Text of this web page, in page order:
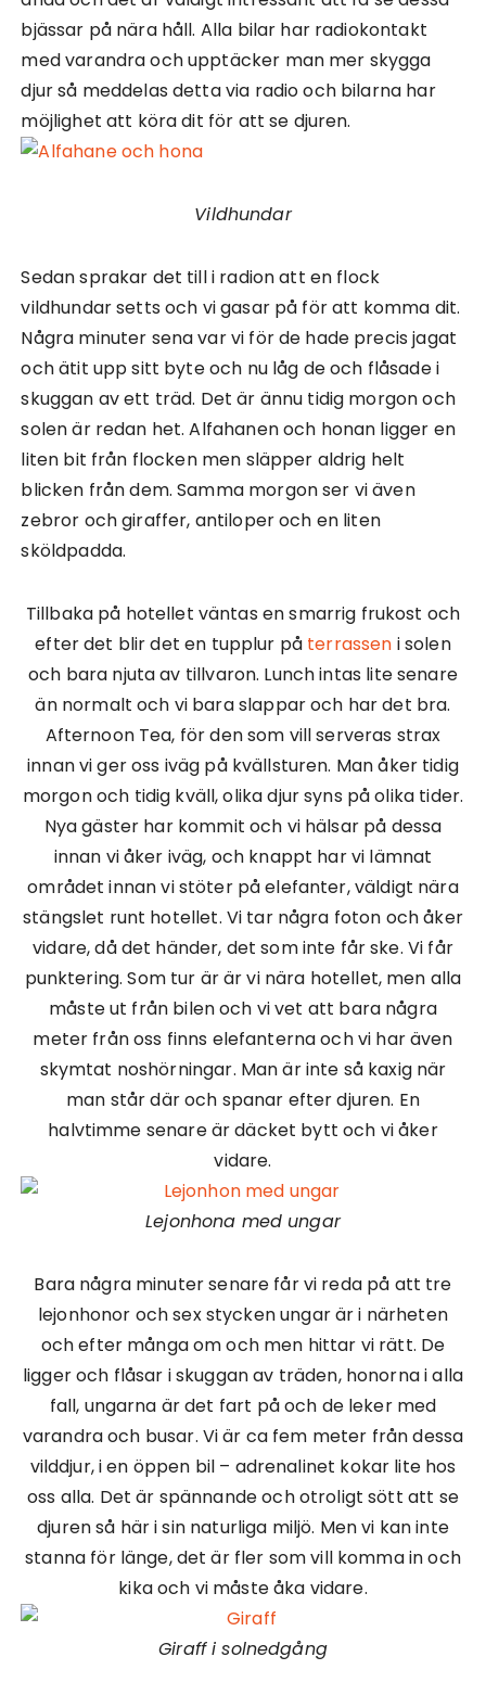
bjässar på nära håll. Alla bilar har radiokontakt
med varandra och upptäcker man mer skygga
djur så meddelas detta via radio och bilarna har
möjlighet att köra dit för att se djuren.
Vildhundar
Sedan sprakar det till i radion att en flock
vildhundar setts och vi gasar på för att komma dit.
Några minuter sena var vi för de hade precis jagat
och ätit upp sitt byte och nu låg de och flåsade i
skuggan av ett träd. Det är ännu tidig morgon och
solen är redan het. Alfahanen och honan ligger en
liten bit från flocken men släpper aldrig helt
blicken från dem. Samma morgon ser vi även
zebror och giraffer, antiloper och en liten
sköldpadda.
Tillbaka på hotellet väntas en smarrig frukost och
efter det blir det en tupplur på terrassen i solen
och bara njuta av tillvaron. Lunch intas lite senare
än normalt och vi bara slappar och har det bra.
Afternoon Tea, för den som vill serveras strax
innan vi ger oss iväg på kvällsturen. Man åker tidig
morgon och tidig kväll, olika djur syns på olika tider.
Nya gäster har kommit och vi hälsar på dessa
innan vi åker iväg, och knappt har vi lämnat
området innan vi stöter på elefanter, väldigt nära
stängslet runt hotellet. Vi tar några foton och åker
vidare, då det händer, det som inte får ske. Vi får
punktering. Som tur är är vi nära hotellet, men alla
måste ut från bilen och vi vet att bara några
meter från oss finns elefanterna och vi har även
skymtat noshörningar. Man är inte så kaxig när
man står där och spanar efter djuren. En
halvtimme senare är däcket bytt och vi åker
vidare.
Lejonhona med ungar
Bara några minuter senare får vi reda på att tre
lejonhonor och sex stycken ungar är i närheten
och efter många om och men hittar vi rätt. De
ligger och flåsar i skuggan av träden, honorna i alla
fall, ungarna är det fart på och de leker med
varandra och busar. Vi är ca fem meter från dessa
vilddjur, i en öppen bil – adrenalinet kokar lite hos
oss alla. Det är spännande och otroligt sött att se
djuren så här i sin naturliga miljö. Men vi kan inte
stanna för länge, det är fler som vill komma in och
kika och vi måste åka vidare.
Giraff i solnedgång